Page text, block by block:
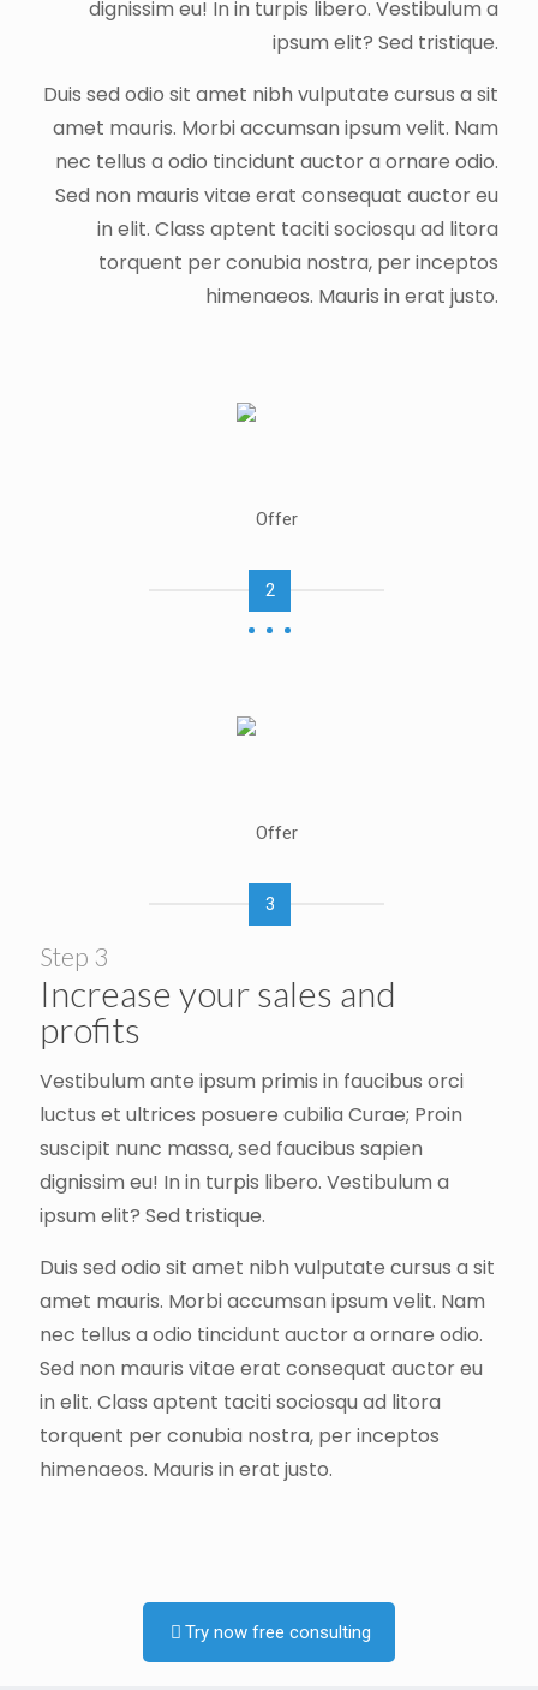
dignissim eu! In in turpis libero. Vestibulum a
ipsum elit? Sed tristique.
Duis sed odio sit amet nibh vulputate cursus a sit
amet mauris. Morbi accumsan ipsum velit. Nam
nec tellus a odio tincidunt auctor a ornare odio.
Sed non mauris vitae erat consequat auctor eu
in elit. Class aptent taciti sociosqu ad litora
torquent per conubia nostra, per inceptos
himenaeos. Mauris in erat justo.
2
3
Step 3
Increase your sales and
profits
Vestibulum ante ipsum primis in faucibus orci
luctus et ultrices posuere cubilia Curae; Proin
suscipit nunc massa, sed faucibus sapien
dignissim eu! In in turpis libero. Vestibulum a
ipsum elit? Sed tristique.
Duis sed odio sit amet nibh vulputate cursus a sit
amet mauris. Morbi accumsan ipsum velit. Nam
nec tellus a odio tincidunt auctor a ornare odio.
Sed non mauris vitae erat consequat auctor eu
in elit. Class aptent taciti sociosqu ad litora
torquent per conubia nostra, per inceptos
himenaeos. Mauris in erat justo.
Try now free consulting